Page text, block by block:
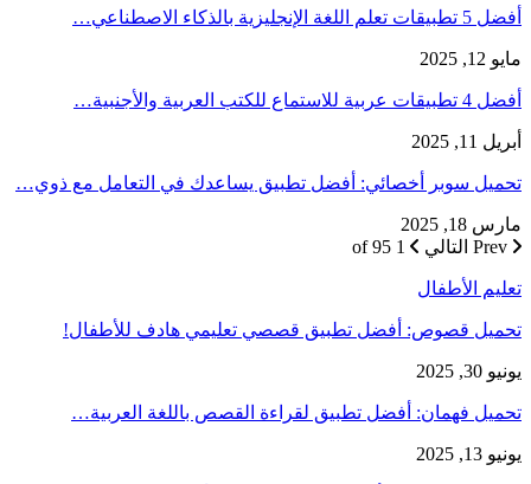
أفضل 5 تطبيقات تعلم اللغة الإنجليزية بالذكاء الاصطناعي…
مايو 12, 2025
أفضل 4 تطبيقات عربية للاستماع للكتب العربية والأجنبية…
أبريل 11, 2025
تحميل سوبر أخصائي: أفضل تطبيق يساعدك في التعامل مع ذوي…
مارس 18, 2025
التالي 1 of 95
تعليم الأطفال
تحميل قصوص: أفضل تطبيق قصصي تعليمي هادف للأطفال!
يونيو 30, 2025
تحميل فهمان: أفضل تطبيق لقراءة القصص باللغة العربية…
يونيو 13, 2025